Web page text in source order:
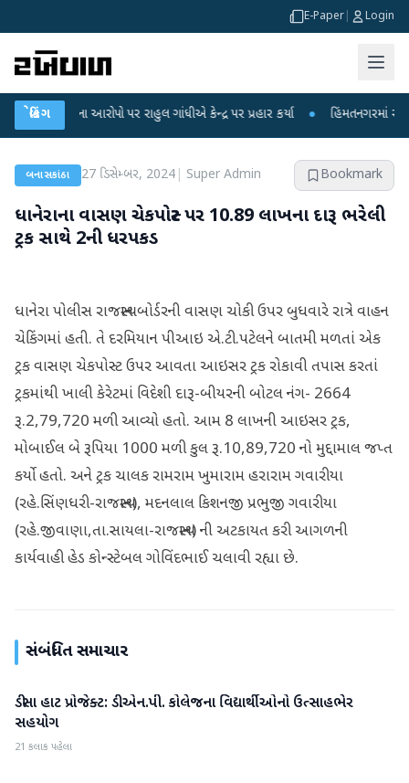
E-Paper Login
બ્રેકિંગ
લીકના આરોપો પર રાહુલ ગાંધીએ કેન્દ્ર પર પ્રહાર કર્યા ● હિંમતનગરમાં રહસ્યમય
બનાસકાંઠા 27 ડિસેમ્બર, 2024| Super Admin Bookmark
ધાનેરાના વાસણ ચેકપોસ્ટ પર 10.89 લાખના દારૂ ભરેલી
ટ્રક સાથે 2ની ધરપકડ
ધાનેરા પોલીસ રાજસ્થાન બોર્ડરની વાસણ ચોકી ઉપર બુધવારે રાત્રે વાહન
ચેકિંગમાં હતી. તે દરમિયાન પીઆઇ એ.ટી.પટેલને બાતમી મ‌ળતાં એક
ટ્રક વાસણ ચેકપોસ્ટ ઉપર આવતા આઇસર ટ્રક રોકાવી તપાસ કરતાં
ટ્રકમાંથી ખાલી કેરેટમાં વિદેશી દારૂ-બીયરની બોટલ નંગ- 2664
રૂ.2,79,720 મળી આવ્યો હતો. આમ 8 લાખની આઇસર ટ્રક,
મોબાઈલ બે રૂપિયા 1000 મળી કુલ રૂ.10,89,720 નો મુદ્દામાલ જપ્ત
કર્યો હતો. અને ટ્રક ચાલક રામરામ ખુમારામ હરારામ ગવારીયા
(રહે.સિંણધરી-રાજસ્થાન), મદનલાલ કિશનજી પ્રભુજી ગવારીયા
(રહે.જીવાણા,તા.સાયલા-રાજસ્થાન) ની અટકાયત કરી આગળની
કાર્યવાહી હેડ કોન્સ્ટેબલ ગોવિંદભાઈ ચલાવી રહ્યા છે.
સંબંધિત સમાચાર
બનાસકાંઠા
ડીસા હાટ પ્રોજેક્ટ: ડી.એન.પી. કોલેજના વિદ્યાર્થીઓનો ઉત્સાહભેર
સહયોગ
21 કલાક પહેલા